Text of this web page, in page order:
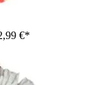
€*